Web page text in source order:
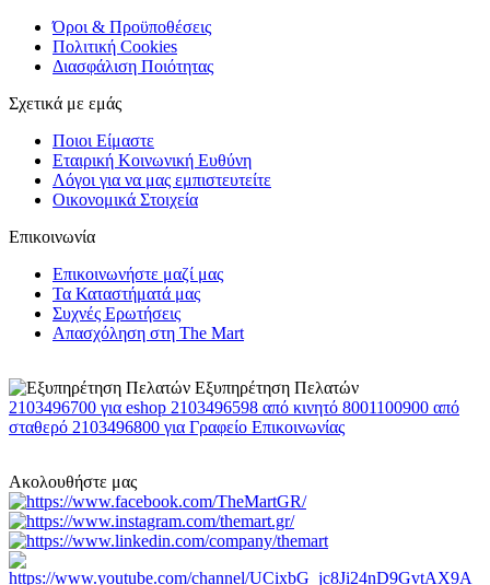
Όροι & Προϋποθέσεις
Πολιτική Cookies
Διασφάλιση Ποιότητας
Σχετικά με εμάς
Ποιοι Είμαστε
Εταιρική Κοινωνική Ευθύνη
Λόγοι για να μας εμπιστευτείτε
Οικονομικά Στοιχεία
Επικοινωνία
Επικοινωνήστε μαζί μας
Τα Καταστήματά μας
Συχνές Ερωτήσεις
Απασχόληση στη The Mart
Εξυπηρέτηση Πελατών
2103496700 για eshop 2103496598 από κινητό 8001100900 από
σταθερό 2103496800 για Γραφείο Επικοινωνίας
Ακολουθήστε μας